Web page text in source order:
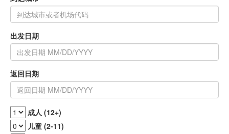
出发日期
返回日期
成人 (12+)
儿童 (2-11)